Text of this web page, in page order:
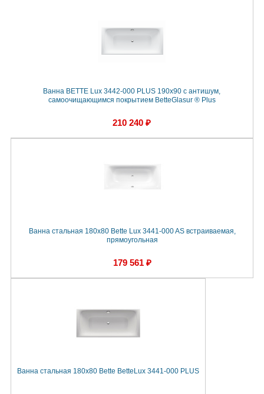
Ванна BETTE Lux 3442-000 PLUS 190х90 с антишум,
самоочищающимся покрытием BetteGlasur ® Plus
210 240 ₽
Ванна стальная 180x80 Bette Lux 3441-000 AS встраиваемая,
прямоугольная
179 561 ₽
Ванна стальная 180x80 Bette BetteLux 3441-000 PLUS